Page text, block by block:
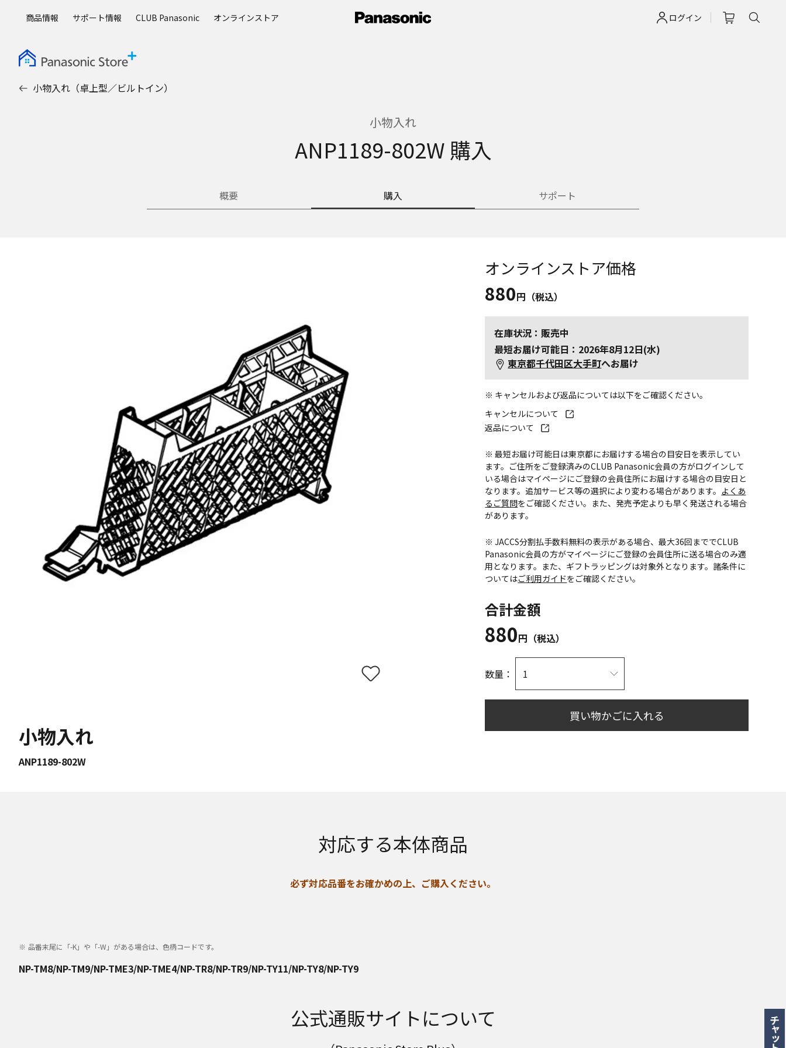
ログイン
商品情報 サポート情報 CLUB Panasonic オンラインストア
小物入れ（卓上型／ビルトイン）
小物入れ
ANP1189-802W 購入
概要 購入 サポート
小物入れ
ANP1189-802W
オンラインストア価格
880円（税込）
在庫状況：販売中
最短お届け可能日：2026年8月12日(水)
東京都千代田区大手町へお届け
※ キャンセルおよび返品については以下をご確認ください。
キャンセルについて
返品について
※ 最短お届け可能日は東京都にお届けする場合の目安日を表示してい
ます。ご住所をご登録済みのCLUB Panasonic会員の方がログインして
いる場合はマイページにご登録の会員住所にお届けする場合の目安日と
なります。追加サービス等の選択により変わる場合があります。 よくあ
るご質問をご確認ください。また、発売予定よりも早く発送される場合
があります。
※ JACCS分割払手数料無料の表示がある場合、最大36回まででCLUB
Panasonic会員の方がマイページにご登録の会員住所に送る場合のみ適
用となります。また、ギフトラッピングは対象外となります。諸条件に
ついてはご利用ガイドをご確認ください。
合計金額
880円（税込）
数量：
買い物かごに入れる
対応する本体商品
必ず対応品番をお確かめの上、ご購入ください。
品番末尾に「-K」や「-W」がある場合は、色柄コードです。
NP-TM8/NP-TM9/NP-TME3/NP-TME4/NP-TR8/NP-TR9/NP-TY11/NP-TY8/NP-TY9
公式通販サイトについて